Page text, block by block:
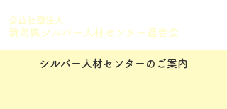
公益社団法人
新潟県シルバー人材センター連合会
シルバー人材センターのご案内